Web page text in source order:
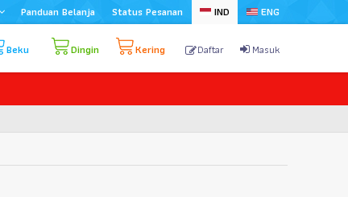
ENG
IND
Status Pesanan
Panduan Belanja
Masuk
Daftar
Kering
Dingin
Beku